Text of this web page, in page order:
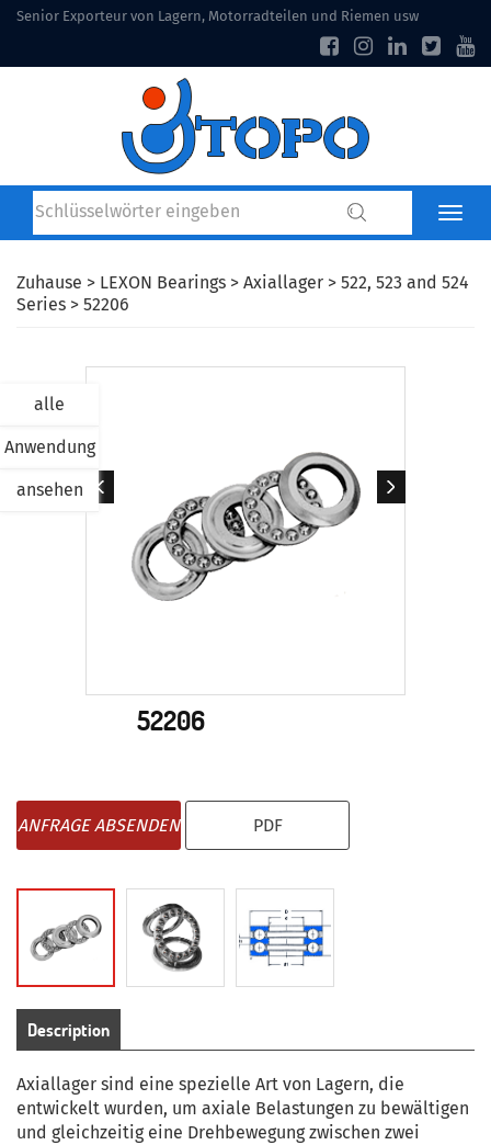
Senior Exporteur von Lagern, Motorradteilen und Riemen usw
Zuhause > LEXON Bearings > Axiallager > 522, 523 and 524
Series > 52206
52206
ANFRAGE ABSENDEN PDF
Description
Axiallager sind eine spezielle Art von Lagern, die
entwickelt wurden, um axiale Belastungen zu bewältigen
und gleichzeitig eine Drehbewegung zwischen zwei
alle
Anwendung
ansehen